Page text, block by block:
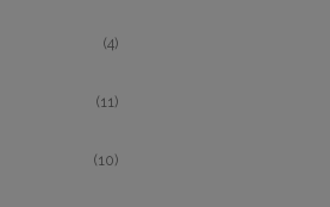
(4)
(11)
(10)